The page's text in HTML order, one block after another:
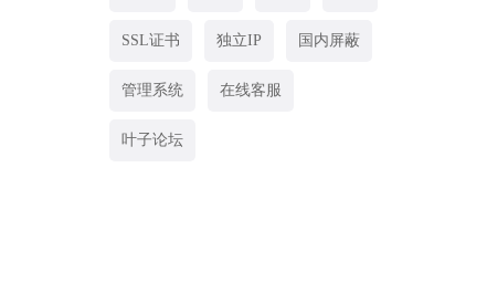
SSL证书 独立IP 国内屏蔽
管理系统 在线客服
叶子论坛